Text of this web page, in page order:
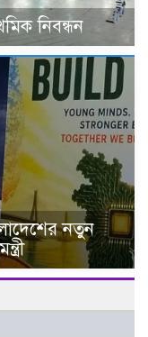
নিবন্ধন
নতুন